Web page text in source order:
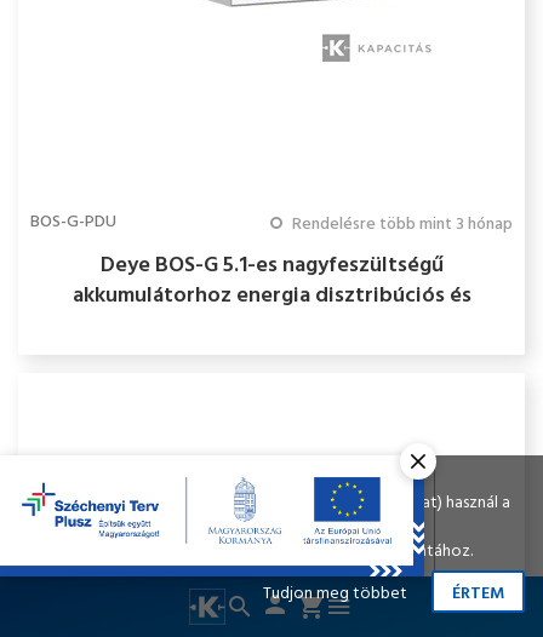
search person cartmenu
BOS-G-PDU Rendelésre több mint 3 hónap
Deye BOS-G 5.1-es nagyfeszültségű
akkumulátorhoz energia disztribúciós és
Ahogy a legtöbb weboldal, a miénk is sütiket (cookie-kat) használ a
nagyobb felhasználói élmény érdekében.
A böngészés folytatásával Ön hozzájárul a sütik használatához.
ÉRTEM
Tudjon meg többet